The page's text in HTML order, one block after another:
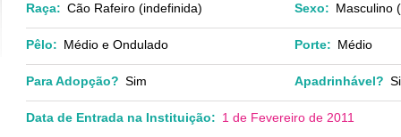
Raça: Cão Rafeiro (indefinida) Sexo: Masculino
Pêlo: Médio e Ondulado Porte: Médio
Para Adopção? Sim Apadrinhável?
Data de Entrada na Instituição: 1 de Fevereiro de 2011